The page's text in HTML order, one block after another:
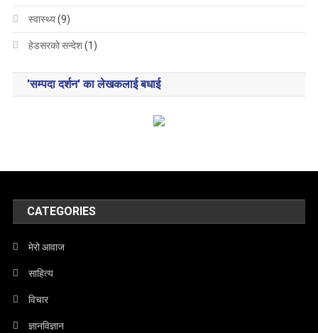
स्वास्थ्य(9)
हेडसरकाे सन्देश(1)
'सम्पदा दर्शन' का लेखकलाई बधाई
CATEGORIES
मेरो आवाज
साहित्य
विचार
ज्ञानविज्ञान